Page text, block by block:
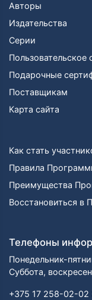
Авторы
Издательства
Серии
Пользовательское
Подарочные
Поставщикам
Карта сайта
Как стать
Правила
Преимущества
Восстановиться в
Телефоны
Понедельник-
Суббота,
+375 17 258-02-02